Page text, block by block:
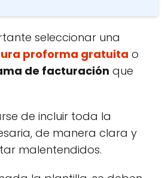
seleccionar una
proforma gratuita o
de facturación que
de incluir toda la
de manera clara y
malentendidos.